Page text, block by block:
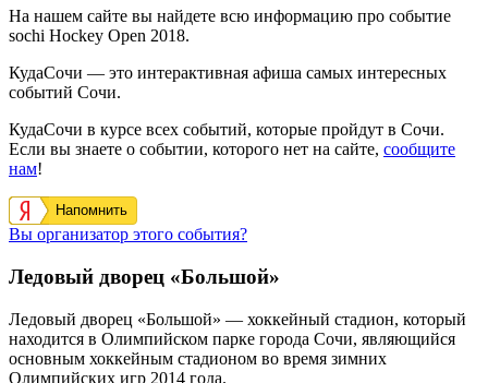
На нашем сайте вы найдете всю информацию про событие
sochi Hockey Open 2018.
КудаСочи — это интерактивная афиша самых интересных
событий Сочи.
КудаСочи в курсе всех событий, которые пройдут в Сочи.
Если вы знаете о событии, которого нет на сайте, сообщите
нам!
Напомнить
Вы организатор этого события?
Ледовый дворец «Большой»
Ледовый дворец «Большой» — хоккейный стадион, который
находится в Олимпийском парке города Сочи, являющийся
основным хоккейным стадионом во время зимних
Олимпийских игр 2014 года.